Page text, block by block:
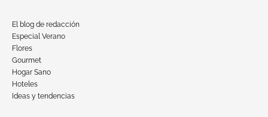
El blog de redacción
Especial Verano
Flores
Gourmet
Hogar Sano
Hoteles
Ideas y tendencias